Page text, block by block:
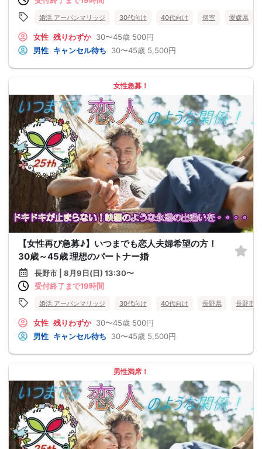
婚活 アーバンマリッジ 30代向け 40代向け 個室 愛媛県
女性 残りわずか 30〜45歳 500円
男性 キャンセル待ち 30〜45歳 5,500円
女性急募！
【女性再び急募♪】いつまでも恋人夫婦希望の方！
30歳～45歳 理想のパートナー婚
長野市 | 8月9日(日) 13:30〜
受付終了まで19時間
婚活 アーバンマリッジ 30代向け 40代向け 長野県 長野市
女性 残りわずか 30〜45歳 500円
男性 キャンセル待ち 30〜45歳 5,500円
男性満席！